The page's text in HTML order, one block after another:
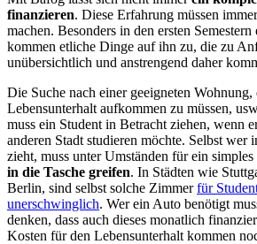
finanzieren. Diese Erfahrung müssen
machen. Besonders in den ersten Semestern
kommen etliche Dinge auf ihn zu, die zu
unübersichtlich und anstrengend daher
Die Suche nach einer geeigneten
Lebensunterhalt aufkommen zu müssen,
muss ein Student in Betracht ziehen, wenn
anderen Stadt studieren möchte. Selbst wer
zieht, muss unter Umständen für ein
in die Tasche greifen. In Städten wie
Berlin, sind selbst solche Zimmerfür
unerschwinglich. Wer ein Auto benötigt
denken, dass auch dieses monatlich
Kosten für den Lebensunterhalt kommen